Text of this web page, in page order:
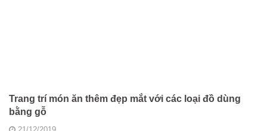
Trang trí món ăn thêm đẹp mắt với các loại đồ dùng
bằng gỗ